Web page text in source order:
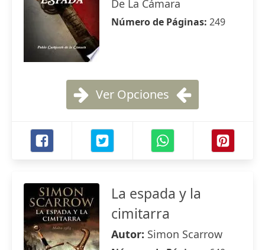
De La Cámara
Número de Páginas: 249
Ver Opciones
La espada y la
cimitarra
Autor: Simon Scarrow